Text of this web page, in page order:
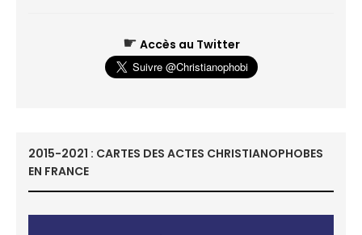
☛ Accès au Twitter
2015-2021 : CARTES DES ACTES CHRISTIANOPHOBES
EN FRANCE